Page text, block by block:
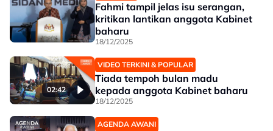
Fahmi tampil jelas isu serangan,
kritikan lantikan anggota Kabinet
baharu
18/12/2025
02:42
VIDEO TERKINI & POPULAR
Tiada tempoh bulan madu
kepada anggota Kabinet baharu
18/12/2025
AGENDA AWANI